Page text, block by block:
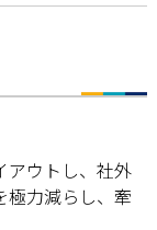
ウトし、社外
極力減らし、牽